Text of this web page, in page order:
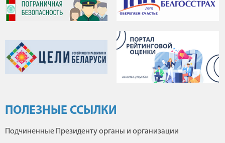
ПОЛЕЗНЫЕ ССЫЛКИ
Подчиненные Президенту органы и организации